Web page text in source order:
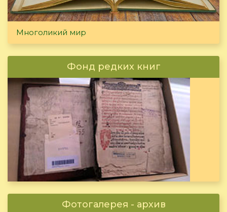
Многоликий мир
Фонд редких книг
Фотогалерея - архив